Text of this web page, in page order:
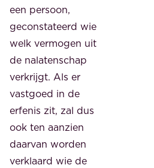
een persoon,
geconstateerd wie
welk vermogen uit
de nalatenschap
verkrijgt. Als er
vastgoed in de
erfenis zit, zal dus
ook ten aanzien
daarvan worden
verklaard wie de